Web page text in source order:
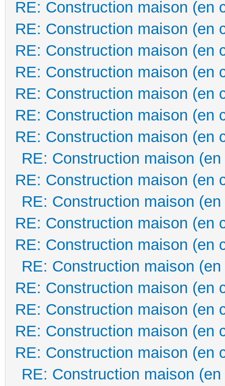
RE: Construction maison (en
RE: Construction maison (en
RE: Construction maison (en
RE: Construction maison (en
RE: Construction maison (en
RE: Construction maison (en
RE: Construction maison (en
RE: Construction maison
RE: Construction maison (en
RE: Construction maison
RE: Construction maison (en
RE: Construction maison (en
RE: Construction maison
RE: Construction maison (en
RE: Construction maison (en
RE: Construction maison (en
RE: Construction maison (en
RE: Construction maison